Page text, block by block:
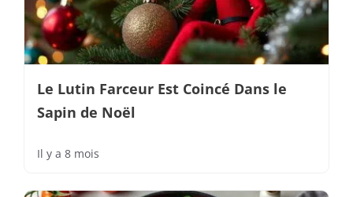
Le Lutin Farceur Est Coincé Dans le
Sapin de Noël
Il y a 8 mois